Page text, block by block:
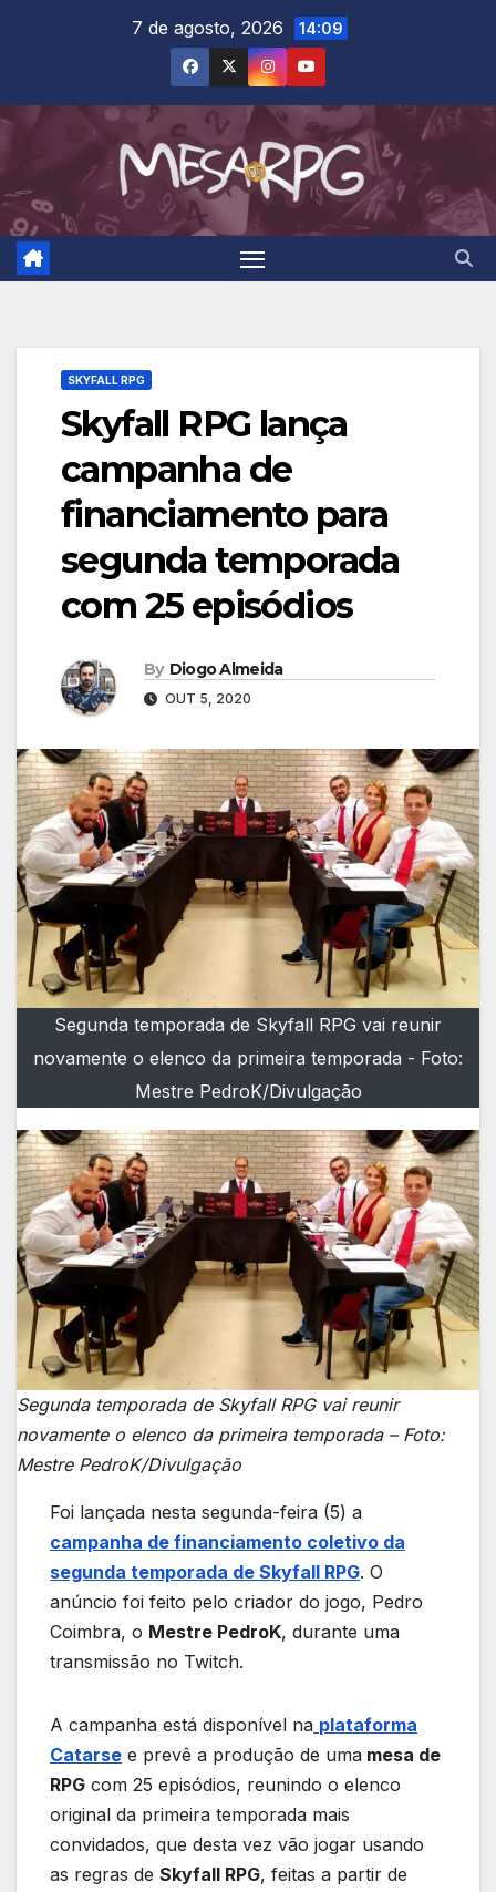
7 de agosto, 2026 14:09
SKYFALL RPG
Skyfall RPG lança
campanha de
financiamento para
segunda temporada
com 25 episódios
By Diogo Almeida
OUT 5, 2020
Segunda temporada de Skyfall RPG vai reunir
novamente o elenco da primeira temporada - Foto:
Mestre PedroK/Divulgação
Segunda temporada de Skyfall RPG vai reunir
novamente o elenco da primeira temporada – Foto:
Mestre PedroK/Divulgação
Foi lançada nesta segunda-feira (5) a
campanha de financiamento coletivo da
segunda temporada de Skyfall RPG. O
anúncio foi feito pelo criador do jogo, Pedro
Coimbra, o Mestre PedroK, durante uma
transmissão no Twitch.
A campanha está disponível na plataforma
Catarse e prevê a produção de uma mesa de
RPG com 25 episódios, reunindo o elenco
original da primeira temporada mais
convidados, que desta vez vão jogar usando
as regras de Skyfall RPG, feitas a partir de